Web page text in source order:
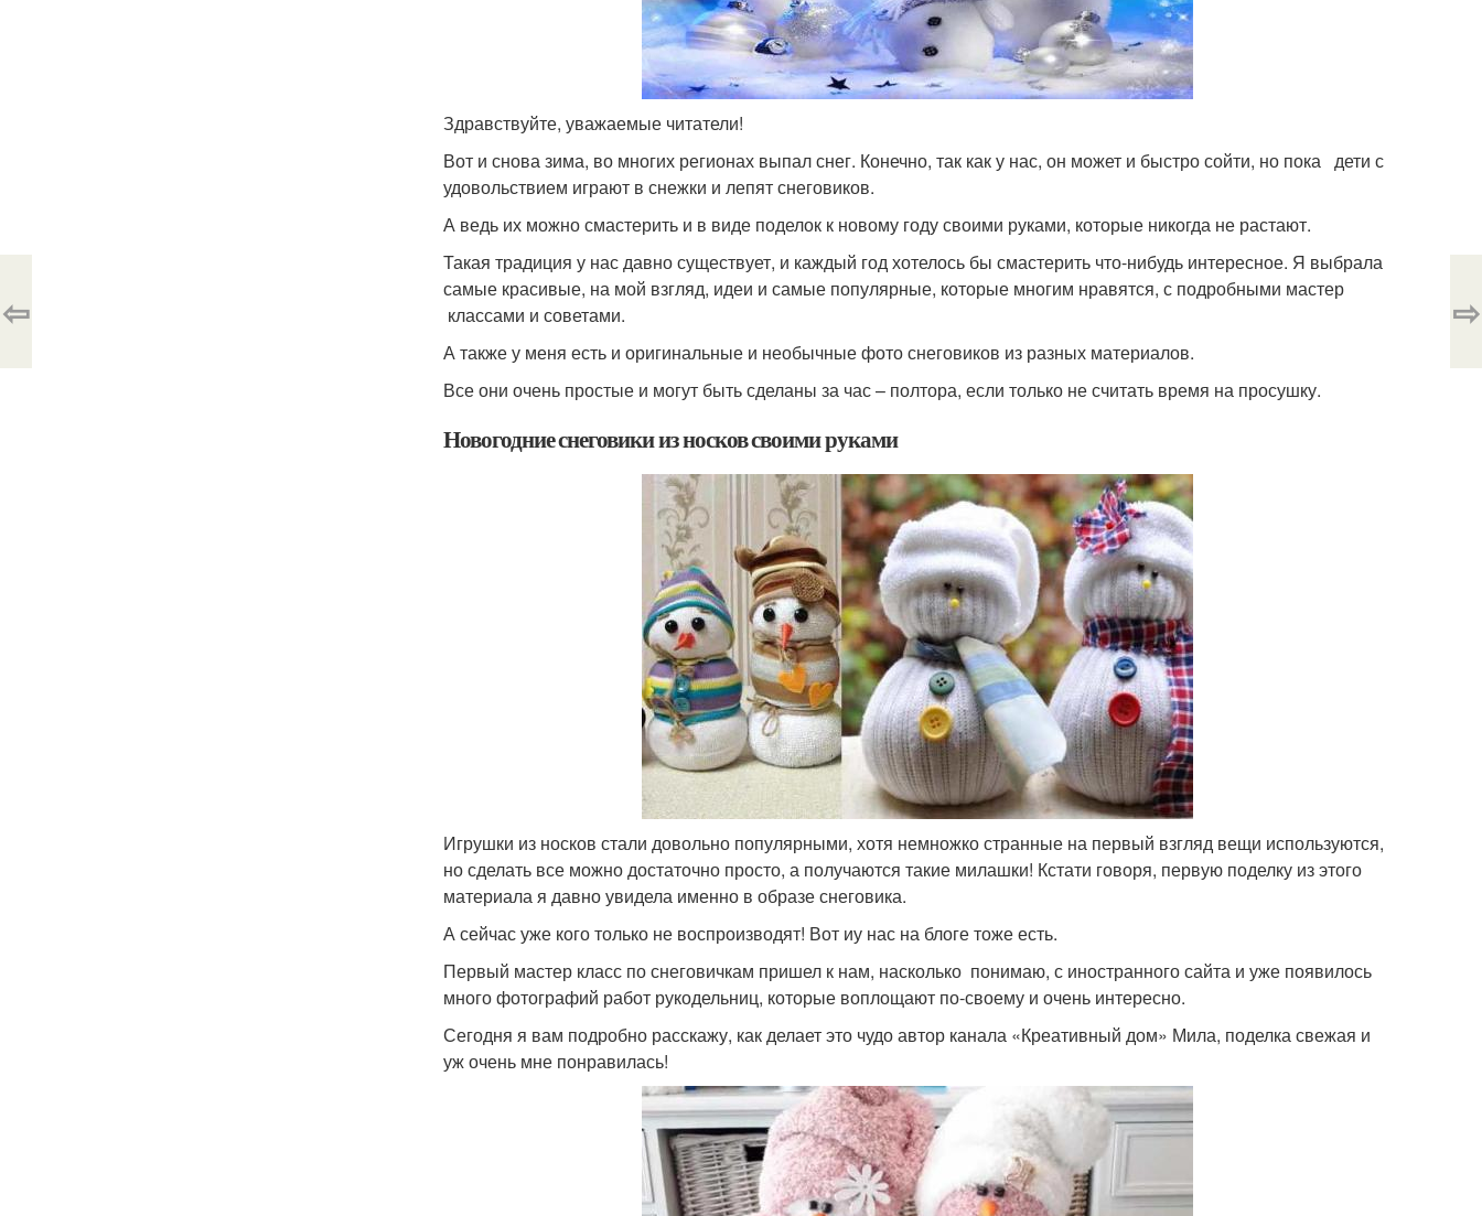
Здравствуйте, уважаемые читатели!
Вот и снова зима, во многих регионах выпал снег. Конечно, так как у нас, он может и быстро сойти, но пока дети с
удовольствием играют в снежки и лепят снеговиков.
А ведь их можно смастерить и в виде поделок к новому году своими руками, которые никогда не растают.
Такая традиция у нас давно существует, и каждый год хотелось бы смастерить что-нибудь интересное. Я выбрала
самые красивые, на мой взгляд, идеи и самые популярные, которые многим нравятся, с подробными мастер
классами и советами.
А также у меня есть и оригинальные и необычные фото снеговиков из разных материалов.
Все они очень простые и могут быть сделаны за час – полтора, если только не считать время на просушку.
Новогодние снеговики из носков своими руками
Игрушки из носков стали довольно популярными, хотя немножко странные на первый взгляд вещи используются,
но сделать все можно достаточно просто, а получаются такие милашки! Кстати говоря, первую поделку из этого
материала я давно увидела именно в образе снеговика.
А сейчас уже кого только не воспроизводят! Вот иу нас на блоге тоже есть.
Первый мастер класс по снеговичкам пришел к нам, насколько понимаю, с иностранного сайта и уже появилось
много фотографий работ рукодельниц, которые воплощают по-своему и очень интересно.
Сегодня я вам подробно расскажу, как делает это чудо автор канала «Креативный дом» Мила, поделка свежая и
уж очень мне понравилась!
⇦ ⇨